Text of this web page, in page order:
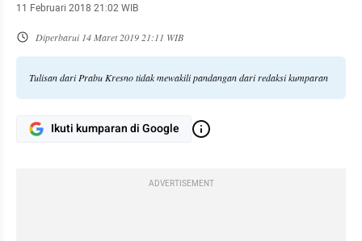
11 Februari 2018 21:02 WIB
Diperbarui 14 Maret 2019 21:11 WIB
Tulisan dari Prabu Kresno tidak mewakili pandangan dari redaksi kumparan
Ikuti kumparan di Google
ADVERTISEMENT